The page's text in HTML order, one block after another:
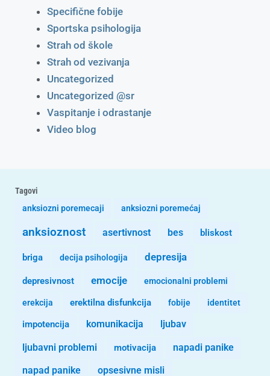
Specifične fobije
Sportska psihologija
Strah od škole
Strah od vezivanja
Uncategorized
Uncategorized @sr
Vaspitanje i odrastanje
Video blog
Tagovi
anksiozni poremecaji
anksiozni poremećaj
anksioznost asertivnost bes bliskost
briga decija psihologija depresija
depresivnost emocije emocionalni problemi
erekcija erektilna disfunkcija fobije identitet
impotencija komunikacija ljubav
ljubavni problemi motivacija napadi panike
napad panike opsesivne misli